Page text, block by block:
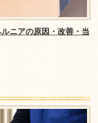
ニアの原因・改善・当